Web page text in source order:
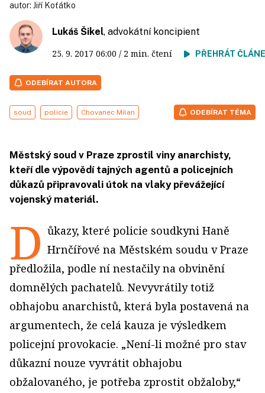
autor: Jiří Koťátko
Lukáš Šikel, advokátní koncipient
25. 9. 2017 06:00 / 2 min. čtení PŘEHRÁT
ODEBÍRAT AUTORA
soud policie Chovanec Milan ODEBÍRAT TÉMA
Městský soud v Praze zprostil viny anarchisty,
kteří dle výpovědí tajných agentů a policejních
důkazů připravovali útok na vlaky převážející
vojenský materiál.
D ůkazy, které policie soudkyni Haně
Hrnčířové na Městském soudu v Praze
předložila, podle ní nestačily na obvinění
domnělých pachatelů. Nevyvrátily totiž
obhajobu anarchistů, která byla postavená na
argumentech, že celá kauza je výsledkem
policejní provokacie. „Není-li možné pro stav
důkazní nouze vyvrátit obhajobu
obžalovaného, je potřeba zprostit obžaloby,“